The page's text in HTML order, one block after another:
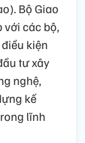
Bộ Giao
với các bộ,
kiện
tư xây
nghệ,
kế
lĩnh